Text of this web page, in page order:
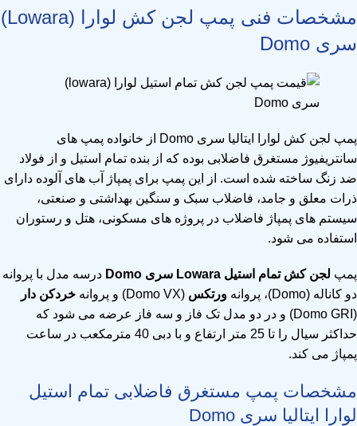
مشخصات فنی پمپ لجن کش لوارا (Lowara)
سری Domo
پمپ لجن کش لوارا ایتالیا سری Domo از خانواده پمپ های
سانتریفیوژ مستغرق فاضلابی بوده که از بنده تمام استیل و از فولاد
ضد زنگ ساخته شده است. از این پمپ برای پمپاژ آب های آلوده دارای
ذرات معلق و جامد، فاضلاب سبک و سنگین بهداشتی و صنعتی،
سیستم های پمپاژ فاضلاب در پروژه های مسکونی، هتل و رستوران
استفاده می شود.
پمپ لجن کش تمام استیل Lowara سری Domo
درسه مدل با پروانه
دو کاناله (Domo)، پروانه
ورتکس (Domo VX) و پروانه
خردکن دار
(Domo GRI) و در دو مدل تک فاز و سه فاز عرضه می شود که
حداکثر سیال را تا 25 متر ارتفاع و با دبی 40 مترمکعب در ساعت
پمپاژ می کند.
مشخصات پمپ مستغرق فاضلابی تمام استیل
لوارا ایتالیا سری Domo